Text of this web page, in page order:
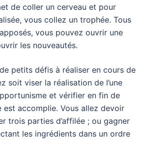
de coller un cerveau et pour
vous collez un trophée. Tous
vous pouvez ouvrir une
les nouveautés.
petits défis à réaliser en cours de
soit viser la réalisation de l’une
et vérifier en fin de
est accomplie. Vous allez devoir
trois parties d’affilée ; ou gagner
les ingrédients dans un ordre